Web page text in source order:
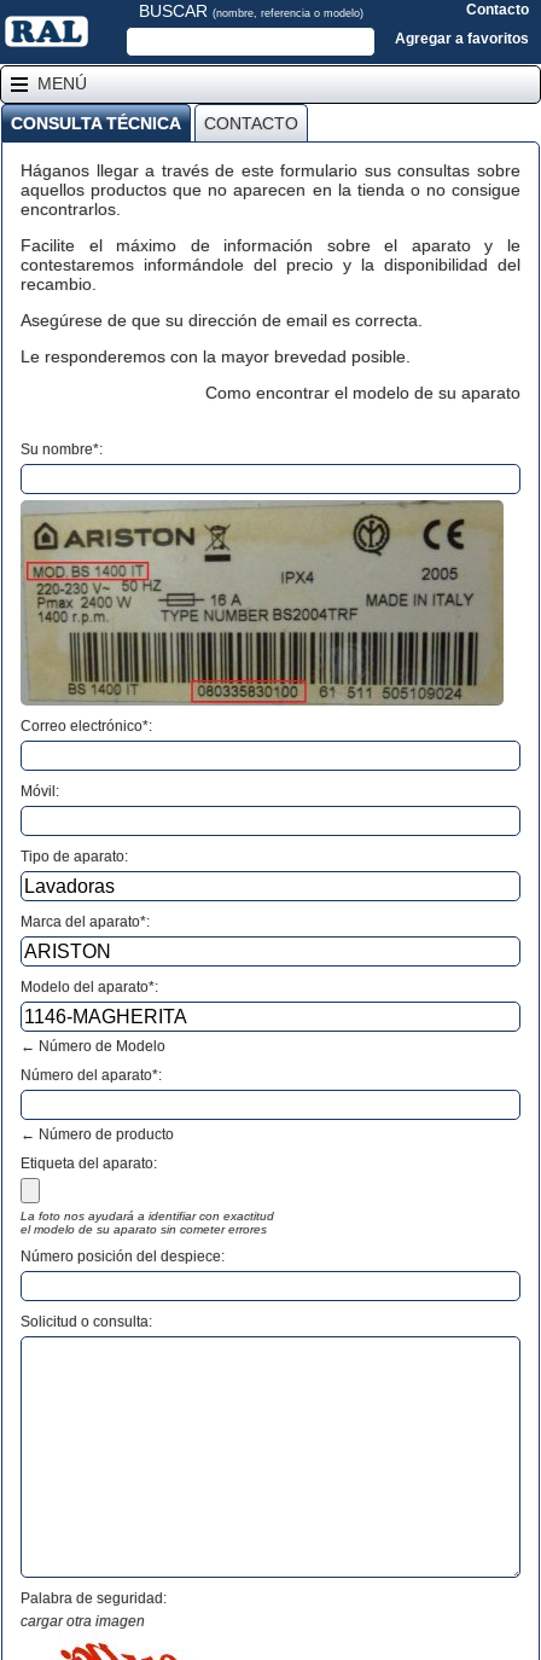
BUSCAR (nombre, referencia o modelo)
Contacto
Agregar a favoritos
MENÚ
CONSULTA TÉCNICA CONTACTO
Háganos llegar a través de este formulario sus consultas sobre
aquellos productos que no aparecen en la tienda o no consigue
encontrarlos.
Facilite el máximo de información sobre el aparato y le
contestaremos informándole del precio y la disponibilidad del
recambio.
Asegúrese de que su dirección de email es correcta.
Le responderemos con la mayor brevedad posible.
Como encontrar el modelo de su aparato
Su nombre*:
Correo electrónico*:
Móvil:
Tipo de aparato:
Marca del aparato*:
Modelo del aparato*:
← Número de Modelo
Número del aparato*:
← Número de producto
Etiqueta del aparato:
La foto nos ayudará a identifiar con exactitud
el modelo de su aparato sin cometer errores
Número posición del despiece:
Solicitud o consulta:
Palabra de seguridad:
cargar otra imagen